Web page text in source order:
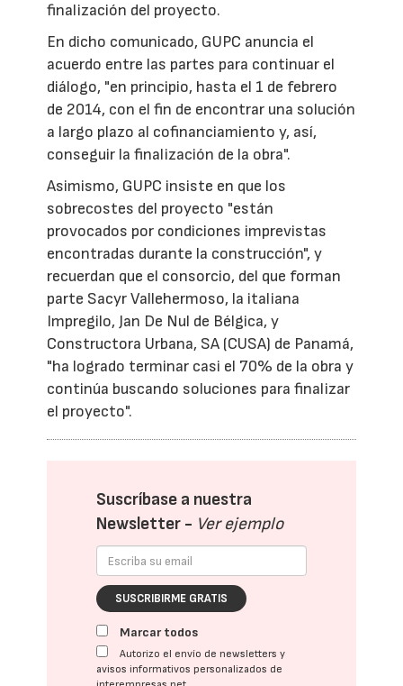
finalización del proyecto.
En dicho comunicado, GUPC anuncia el
acuerdo entre las partes para continuar el
diálogo, "en principio, hasta el 1 de febrero
de 2014, con el fin de encontrar una solución
a largo plazo al cofinanciamiento y, así,
conseguir la finalización de la obra".
Asimismo, GUPC insiste en que los
sobrecostes del proyecto "están
provocados por condiciones imprevistas
encontradas durante la construcción", y
recuerdan que el consorcio, del que forman
parte Sacyr Vallehermoso, la italiana
Impregilo, Jan De Nul de Bélgica, y
Constructora Urbana, SA (CUSA) de Panamá,
"ha logrado terminar casi el 70% de la obra y
continúa buscando soluciones para finalizar
el proyecto".
Suscríbase a nuestra
Newsletter - Ver ejemplo
SUSCRIBIRME GRATIS
Marcar todos
Autorizo el envío de newsletters y
avisos informativos personalizados de